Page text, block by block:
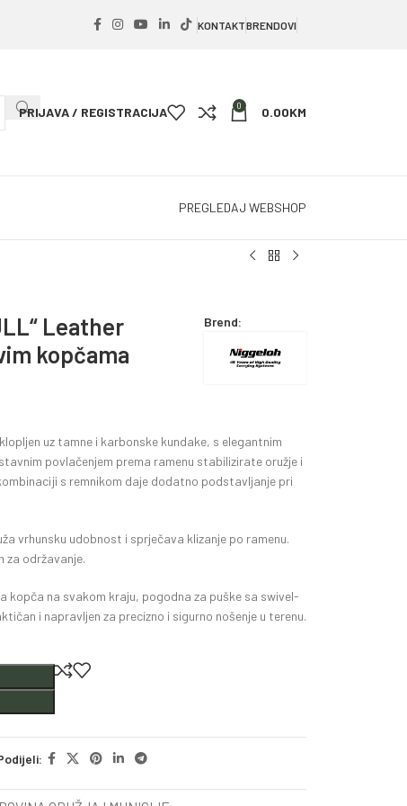
KONTAKTBRENDOVI
PRIJAVA / REGISTRACIJA 0 0.00KM
PREGLEDAJ WEBSHOP
Leather
kopčama
Brend:
uz tamne i karbonske kundake, s elegantnim
povlačenjem prema ramenu stabilizirate oružje i
s remnikom daje dodatno podstavljanje pri
vrhunsku udobnost i sprječava klizanje po ramenu.
za održavanje.
kopča na svakom kraju, pogodna za puške sa swivel-
i napravljen za precizno i sigurno nošenje u terenu.